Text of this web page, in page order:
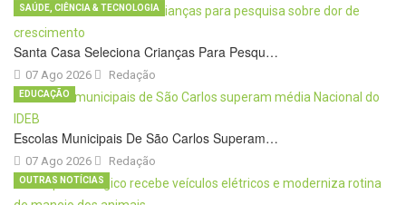
Santa Casa Seleciona Crianças Para Pesqu…
07 Ago 2026
SAÚDE, CIÊNCIA & TECNOLOGIA
Redação
Escolas Municipais De São Carlos Superam…
07 Ago 2026
EDUCAÇÃO
Redação
OUTRAS NOTÍCIAS